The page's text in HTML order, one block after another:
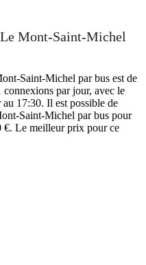
Mont-Saint-Michel
Saint-Michel par bus est de
par jour, avec le
17:30. Il est possible de
Saint-Michel par bus pour
€. Le meilleur prix pour ce